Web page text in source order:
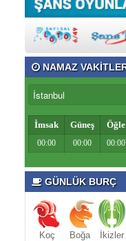
NAMAZ
İmsak Güneş Öğle
00:00 00:00 00:00
GÜNLÜK BURÇ
Koç Boğa İkizler